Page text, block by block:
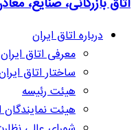
درباره اتاق ایران
معرفی اتاق ایران
ساختار اتاق
هیئت رئیسه
هیئت نمایندگان